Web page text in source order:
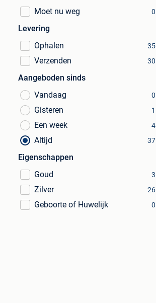
Moet nu weg
0
Levering
Ophalen
35
Verzenden 30
Aangeboden sinds
Vandaag
0
Gisteren 1
Een week 4
Altijd 37
Eigenschappen
Goud
3
Zilver 26
Geboorte of Huwelijk 0